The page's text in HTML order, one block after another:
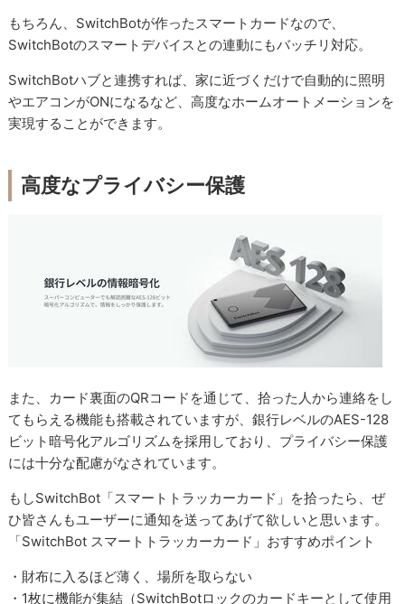
もちろん、SwitchBotが作ったスマートカードなので、
SwitchBotのスマートデバイスとの連動にもバッチリ対応。
SwitchBotハブと連携すれば、家に近づくだけで自動的に照明
やエアコンがONになるなど、高度なホームオートメーションを
実現することができます。
高度なプライバシー保護
また、カード裏面のQRコードを通じて、拾った人から連絡をし
てもらえる機能も搭載されていますが、銀行レベルのAES-128
ビット暗号化アルゴリズムを採用しており、プライバシー保護
には十分な配慮がなされています。
もしSwitchBot「スマートトラッカーカード」を拾ったら、ぜ
ひ皆さんもユーザーに通知を送ってあげて欲しいと思います。
「SwitchBot スマートトラッカーカード」おすすめポイント
・財布に入るほど薄く、場所を取らない
・1枚に機能が集結（SwitchBotロックのカードキーとして使用